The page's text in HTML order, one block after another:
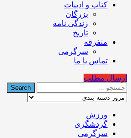
کتاب و ادبیات
بزرگان
زندگی نامه
تاریخ
متفرقه
سرگرمی
تماس با ما
ارسال مطلب
ورزش
گردشگری
سرگرمی